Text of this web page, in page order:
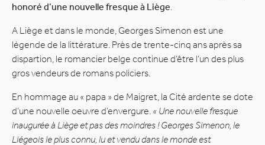
honoré d’une nouvelle fresque à Liège
A Liège et dans le monde, Georges Simenon est une
légende de la littérature. Près de trente-cinq ans après sa
dispartion, le romancier belge continue d’être l’un des plus
gros vendeurs de romans policiers.
En hommage au « papa » de Maigret, la Cité ardente se dote
d’une nouvelle oeuvre d’envergure. « Une nouvelle fresque
inaugurée à Liège et pas des moindres ! Georges Simenon, le
Liégeois le plus connu, lu et vendu dans le monde est